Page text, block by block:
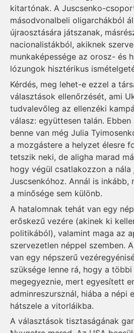
kitartónak. A Juscsenko-
másodvonalbeli oligarchákból
újraosztására játszanak,
nacionalistákból, akiknek
munkaképessége az orosz- és
lózungok hisztérikus
Kérdés, meg lehet-e ezzel a
választások ellenőrzését, ami
tudvalevőleg az ellenzéki
válasz: együttesen talán. Ebben
benne van még Julia
a mozgástere a helyzet élesre
tetszik neki, de aligha marad
hogy végül csatlakozzon a nála
Juscsenkóhoz. Annál is inkább,
a minősége sem különb.
A hatalomnak tehát van egy
erőskezű vezére (akinek ki
politikából), valamint maga az
szervezetlen néppel szemben.
van egy népszerű
szüksége lenne rá, hogy a
megegyeznie, mert egyesített
admin­reszursznál, hiába a népi
hátszele a vitorláikba.
A választások tisztaságának